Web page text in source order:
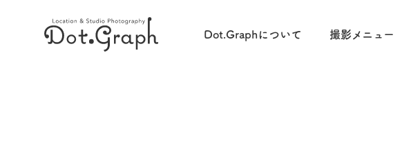
Dot.Graphについて 撮影メニュー